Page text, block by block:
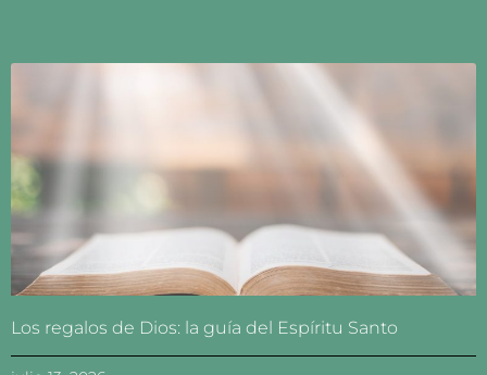
Los regalos de Dios: la guía del Espíritu Santo